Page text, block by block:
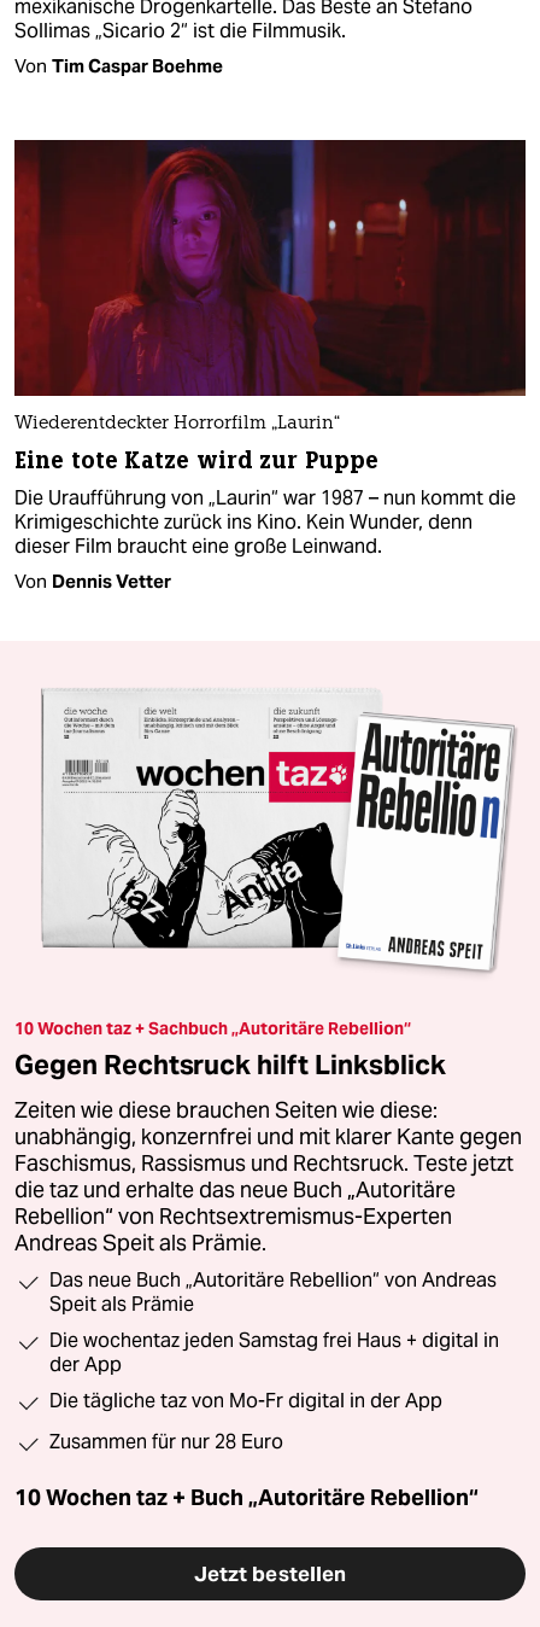
mexikanische Drogenkartelle. Das Beste an Stefano
Sollimas „Sicario 2“ ist die Filmmusik.
Von Tim Caspar Boehme
Wiederentdeckter Horrorfilm „Laurin“
Eine tote Katze wird zur Puppe
Die Uraufführung von „Laurin“ war 1987 – nun kommt die
Krimigeschichte zurück ins Kino. Kein Wunder, denn
dieser Film braucht eine große Leinwand.
Von Dennis Vetter
10 Wochen taz + Sachbuch „Autoritäre Rebellion“
Gegen Rechtsruck hilft Linksblick
Zeiten wie diese brauchen Seiten wie diese:
unabhängig, konzernfrei und mit klarer Kante gegen
Faschismus, Rassismus und Rechtsruck. Teste jetzt
die taz und erhalte das neue Buch „Autoritäre
Rebellion“ von Rechtsextremismus-Experten
Andreas Speit als Prämie.
Das neue Buch „Autoritäre Rebellion“ von Andreas
Speit als Prämie
Die wochentaz jeden Samstag frei Haus + digital in
der App
Die tägliche taz von Mo-Fr digital in der App
Zusammen für nur 28 Euro
10 Wochen taz + Buch „Autoritäre Rebellion“
Jetzt bestellen